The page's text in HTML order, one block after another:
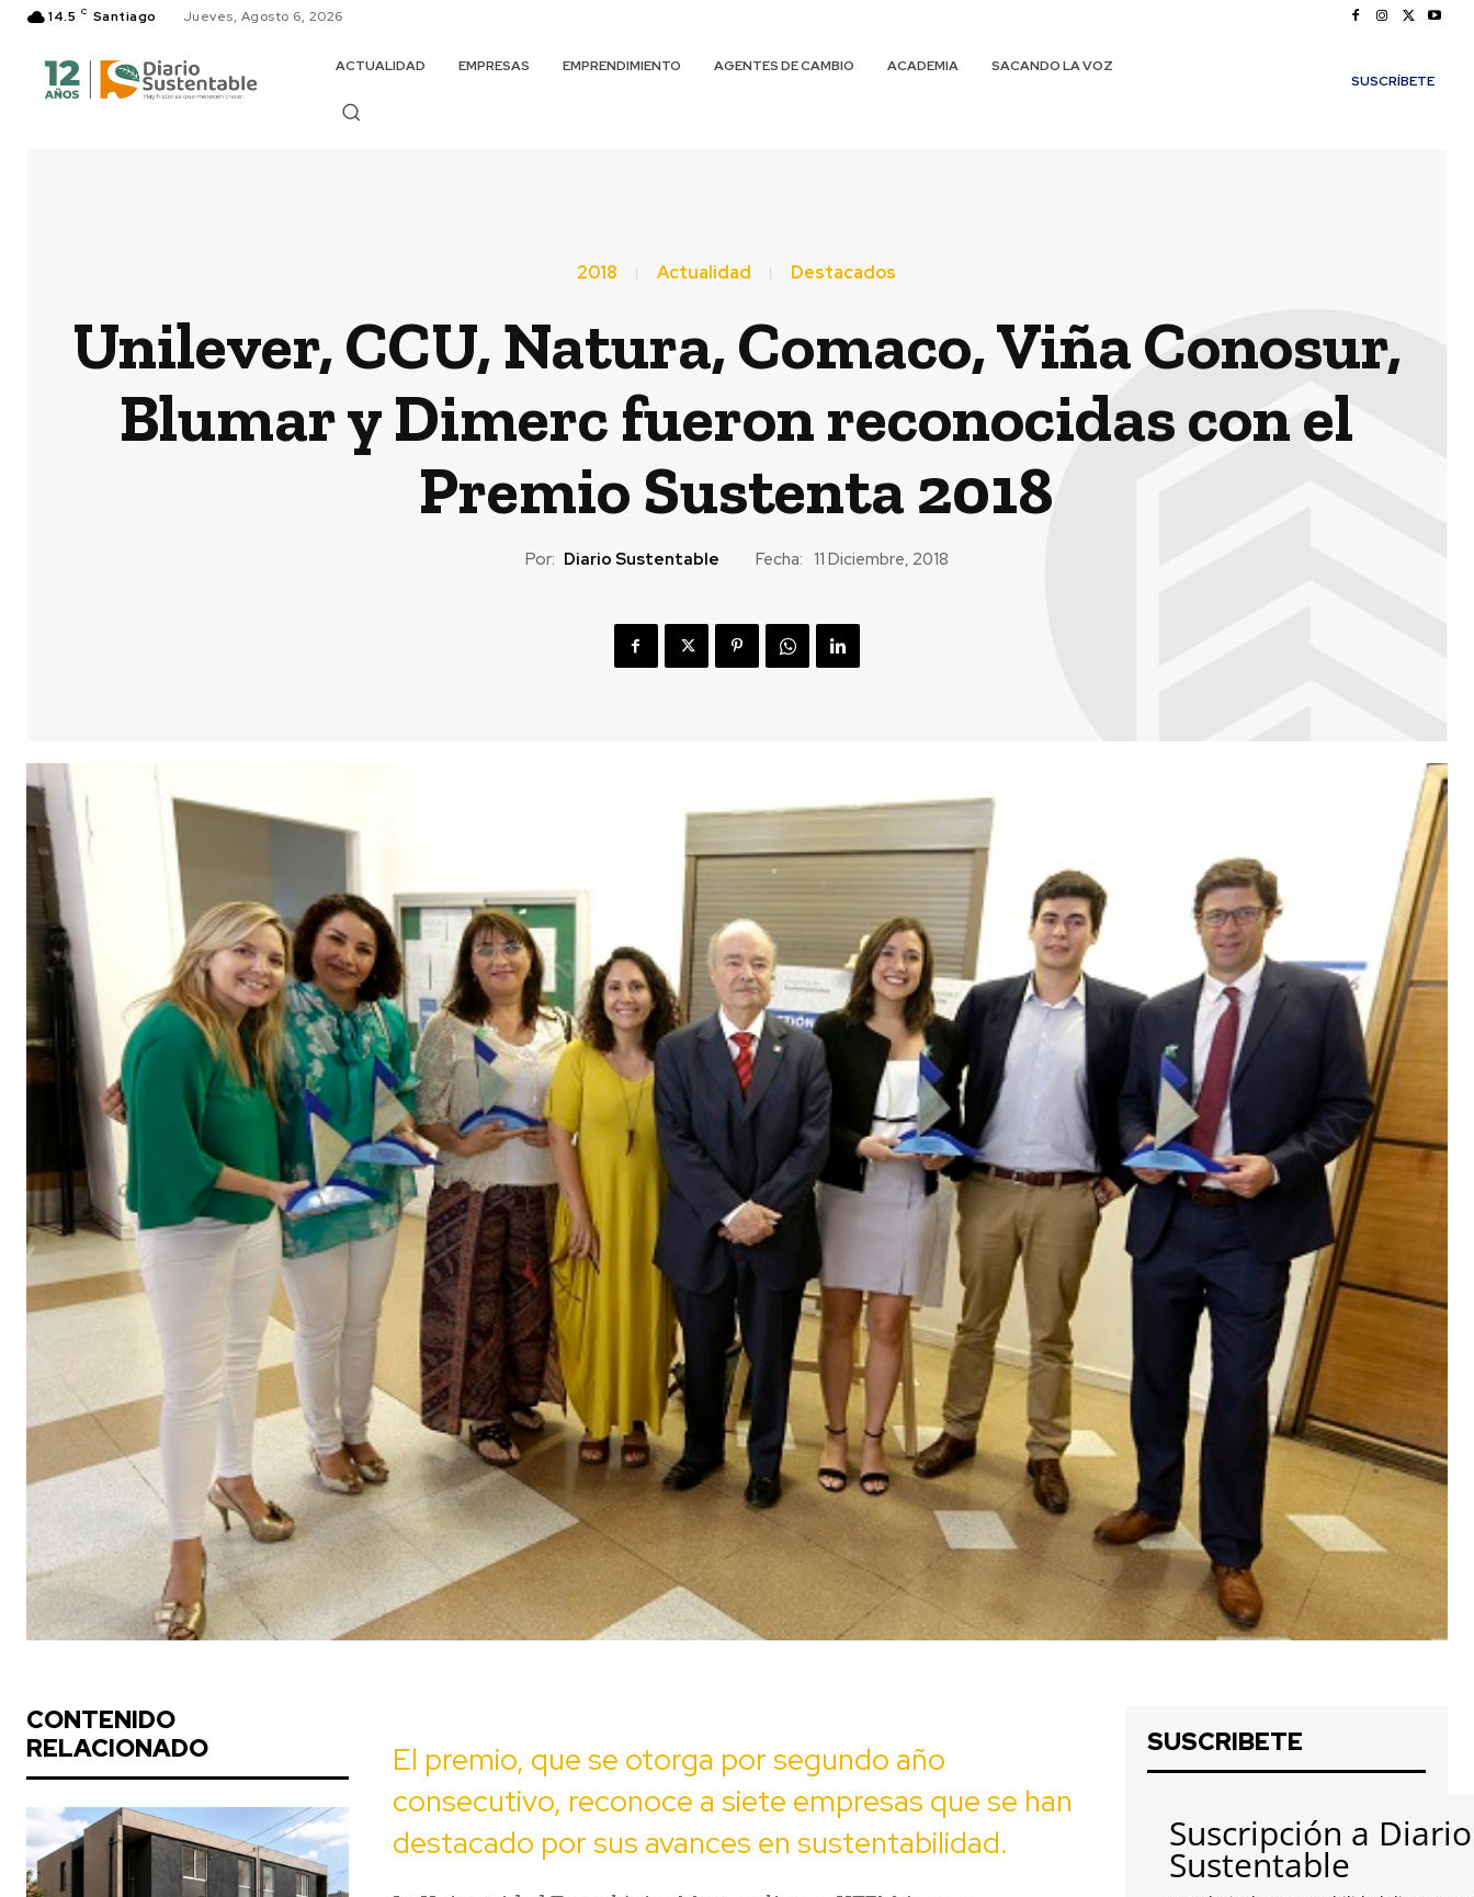
14.5 C Santiago Jueves, Agosto 6, 2026
ACTUALIDAD EMPRESAS EMPRENDIMIENTO AGENTES DE CAMBIO ACADEMIA
SACANDO LA VOZ
SUSCRÍBETE
2018 Actualidad Destacados
Unilever, CCU, Natura, Comaco, Viña Conosur,
Blumar y Dimerc fueron reconocidas con el
Premio Sustenta 2018
Por: Diario Sustentable Fecha: 11 Diciembre, 2018
CONTENIDO
RELACIONADO
El premio, que se otorga por segundo año
consecutivo, reconoce a siete empresas que se han
destacado por sus avances en sustentabilidad.
SUSCRIBETE
Suscripción a Diario
Sustentable